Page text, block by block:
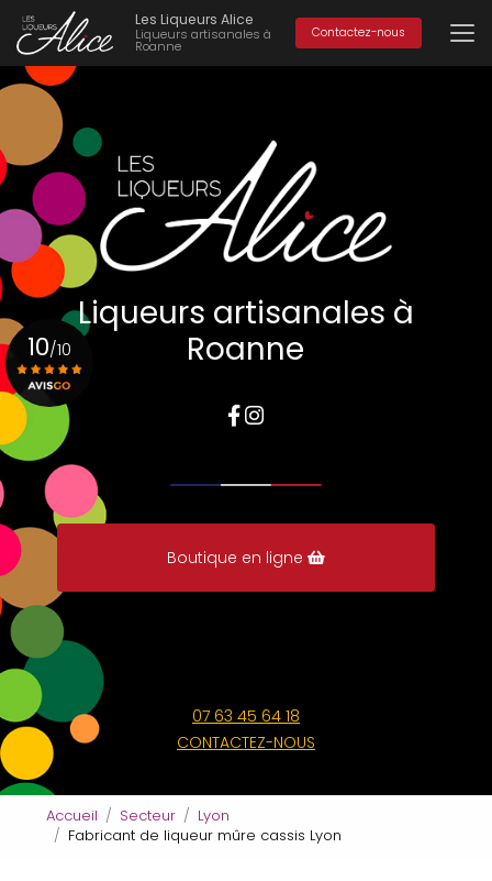
Aller
contenu
principal
Les Liqueurs Alice
Liqueurs artisanales à
Roanne
Contactez-nous
Liqueurs artisanales à
Roanne
Boutique en ligne
07 63 45 64 18
CONTACTEZ-NOUS
10/10
Voir le certificat
Accueil Secteur
Lyon
Fabricant de liqueur mûre cassis Lyon